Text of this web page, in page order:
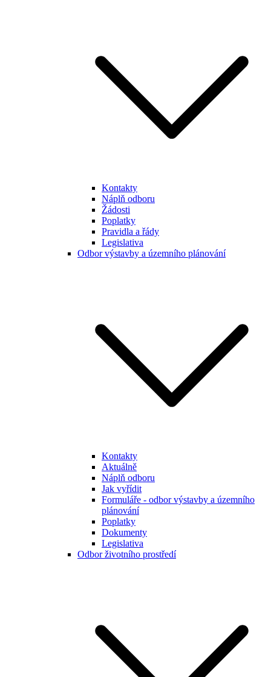
Kontakty
Náplň odboru
Žádosti
Poplatky
Pravidla a řády
Legislativa
Odbor výstavby a územního plánování
Kontakty
Aktuálně
Náplň odboru
Jak vyřídit
Formuláře - odbor výstavby a územního
plánování
Poplatky
Dokumenty
Legislativa
Odbor životního prostředí